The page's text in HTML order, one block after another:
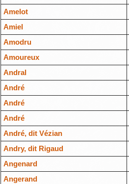
Amelot
Amiel
Amodru
Amoureux
Andral
André
André
André
André, dit Vézian
Andry, dit Rigaud
Angenard
Angerand